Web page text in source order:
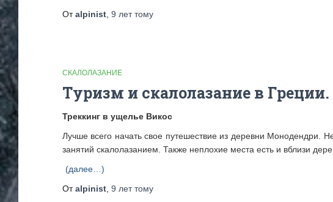
Отalpinist 9 леттому
СКАЛОЛАЗАНИЕ
Туризм и скалолазание в
Треккинг в ущелье Викос
Лучше всего начать свое путешествие из деревни Монодендри.
занятий скалолазанием. Также неплохие места есть и вблизи
(далее…)
Отalpinist 9 леттому